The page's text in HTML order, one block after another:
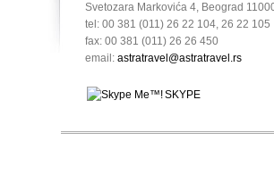
Svetozara Markovića 4, Beograd
tel: 00 381 (011) 26 22 104, 26 22 105
fax: 00 381 (011) 26 26 450
email: astratravel@astratravel.rs
SKYPE